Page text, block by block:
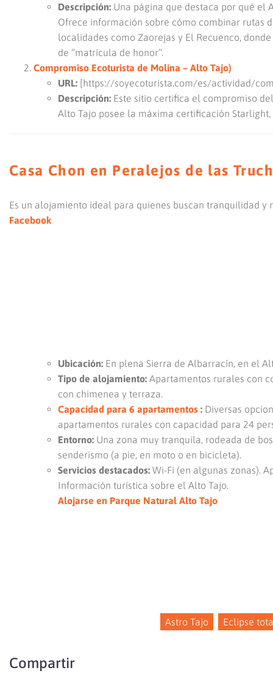
Descripción: Una página que destaca por qué el
Ofrece información sobre cómo combinar rutas
localidades como Zaorejas y El Recuenco,
de “matrícula de honor”.
Compromiso Ecoturista de Molina – Alto Tajo)
URL: [https://soyecoturista.com/es/actividad/
Descripción: Este sitio certifica el compromiso
Alto Tajo posee la máxima certificación Starlight,
Casa Chon en Peralejos de las
Es un alojamiento ideal para quienes buscan tranquilidad
Facebook
Ubicación: En plena Sierra de Albarracín, en el
Tipo de alojamiento: Apartamentos rurales con
con chimenea y terraza.
Capacidad para 6 apartamentos : Diversas
apartamentos rurales con capacidad para 24
Entorno: Una zona muy tranquila, rodeada de
senderismo (a pie, en moto o en bicicleta).
Servicios destacados: Wi-Fi (en algunas zonas).
Información turística sobre el Alto Tajo.
Alojarse en Parque Natural Alto Tajo
Astro Tajo Eclipse
Compartir